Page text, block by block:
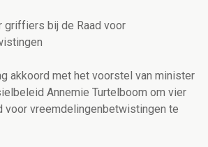
griffiers bij de Raad voor
akkoord met het voorstel van minister
Annemie Turtelboom om vier
voor vreemdelingenbetwistingen te